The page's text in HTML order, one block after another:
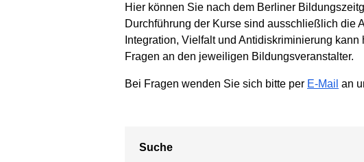
Hier können Sie nach dem Berliner
Durchführung der Kurse sind ausschließlich die
Integration, Vielfalt und Antidiskriminierung
Fragen an den jeweiligen Bildungsveranstalter.
Bei Fragen wenden Sie sich bitte per E-Mail an
Suche